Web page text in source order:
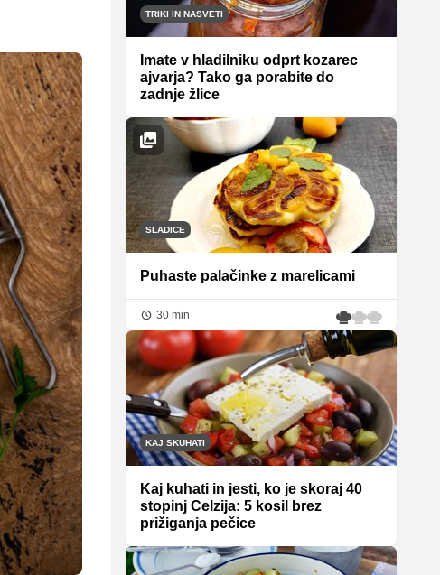
TRIKI IN NASVETI
Imate v hladilniku odprt kozarec
ajvarja? Tako ga porabite do
zadnje žlice
SLADICE
Puhaste palačinke z marelicami
30 min
KAJ SKUHATI
Kaj kuhati in jesti, ko je skoraj 40
stopinj Celzija: 5 kosil brez
prižiganja pečice